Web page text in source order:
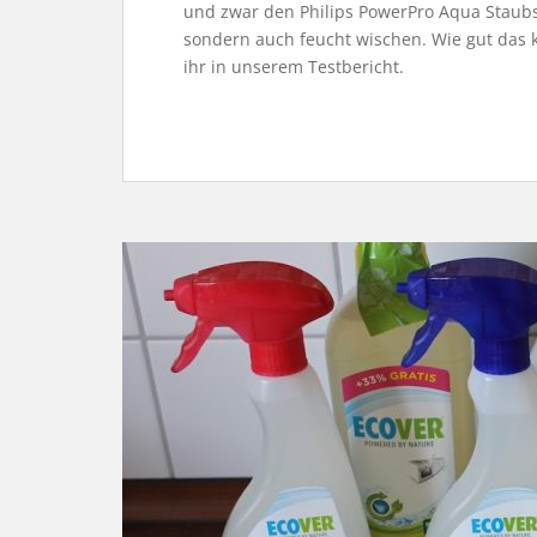
und zwar den Philips PowerPro Aqua
sondern auch feucht wischen. Wie gut
ihr in unserem Testbericht.